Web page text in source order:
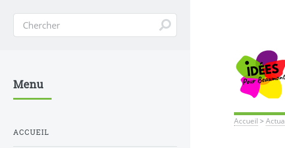
Accueil >
Menu
ACCUEIL